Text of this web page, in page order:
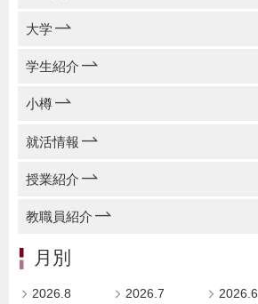
大学
学生紹介
小樽
就活情報
授業紹介
教職員紹介
月別
2026.8 2026.7 2026.6